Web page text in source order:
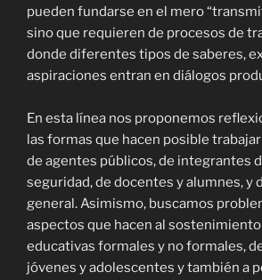
pueden fundarse en el mero
sino que requieren de procesos de
donde diferentes tipos de saberes,
aspiraciones entran en diálogos
En esta línea nos proponemos
las formas que hacen posible
de agentes públicos, de integrantes
seguridad, de docentes y alumnes, y
general. Asimismo, buscamos
aspectos que hacen al
educativas formales y no formales,
jóvenes y adolescentes y también a